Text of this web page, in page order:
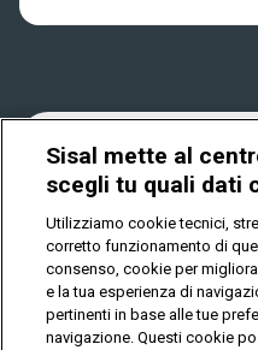
Play Your Date
News
Cookies
Privacy
IL GIOCO È VIETATO
Sisal mette al
scegli tu quali dati
Utilizziamo cookie tecnici,
corretto funzionamento di
consenso, cookie per
e la tua esperienza di
pertinenti in base alle tue
navigazione. Questi cookie